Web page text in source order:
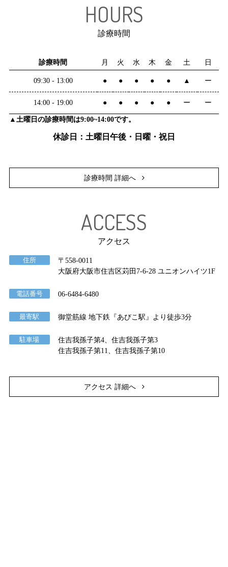
HOURS
診療時間
診療時間 月 火 水 木 金 土 日
09:30 - 13:00 ● ● ● ● ● ▲ ー
14:00 - 19:00 ● ● ● ● ● ー ー
▲土曜日の診療時間は9:00~14:00です。
休診日：土曜日午後・日曜・祝日
診療時間 詳細へ
ACCESS
アクセス
住所
〒558-0011
大阪府大阪市住吉区苅田7-6-28 ユニオンハイツ1F
電話番号 06-6484-6480
最寄駅 御堂筋線 地下鉄『あびこ駅』より徒歩3分
駐車場
住吉我孫子第4、住吉我孫子第3
住吉我孫子第11、住吉我孫子第10
アクセス 詳細へ